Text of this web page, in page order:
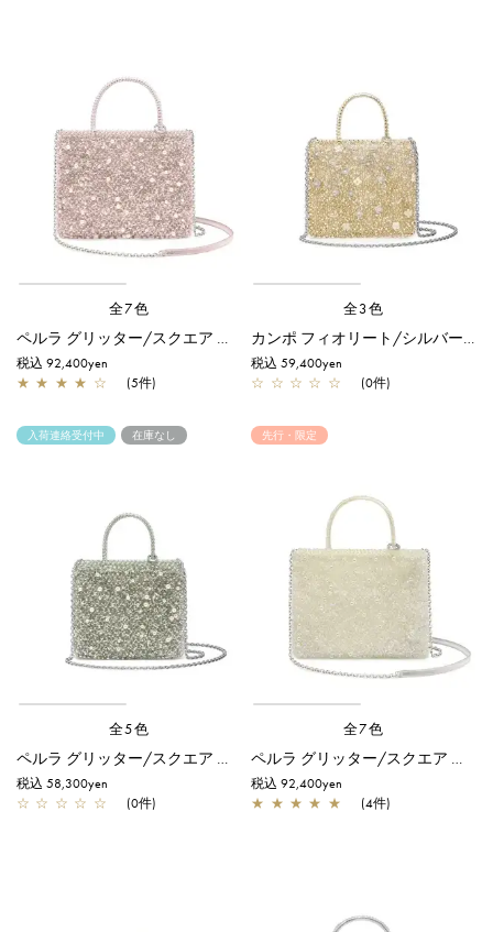
全7色
ペルラ グリッター/スクエア ミディアム/パウダリーピンクシルバー
税込 92,400yen
★ ★ ★ ★ ☆ (5件)
全3色
カンポ フィオリート/シルバーゴールド
税込 59,400yen
☆ ☆ ☆ ☆ ☆ (0件)
入荷連絡受付中 在庫なし
全5色
ペルラ グリッター/スクエア スモール/グリーングレーシルバー
税込 58,300yen
☆ ☆ ☆ ☆ ☆ (0件)
先行・限定
全7色
ペルラ グリッター/スクエア ミディアム/オーロラトラスパレンテ【オンラインストア先行販売カラー】
税込 92,400yen
★ ★ ★ ★ ★ (4件)